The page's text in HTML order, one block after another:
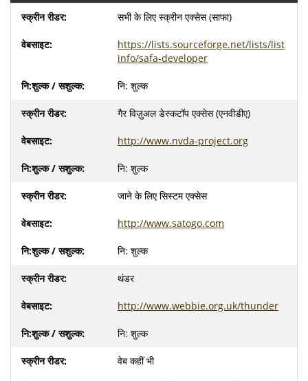
सभी के लिए स्क्रीन एक्सेस (साफा)
https://lists.sourceforge.net/lists/list
info/safa-developer
नि: शुल्क
गैर विज़ुअल डेस्कटॉप एक्सेस (एनवीडीए)
http://www.nvda-project.org
नि: शुल्क
जाने के लिए सिस्टम एक्सेस
http://www.satogo.com
नि: शुल्क
थंडर
http://www.webbie.org.uk/thunder
नि: शुल्क
वेब कहीं भी